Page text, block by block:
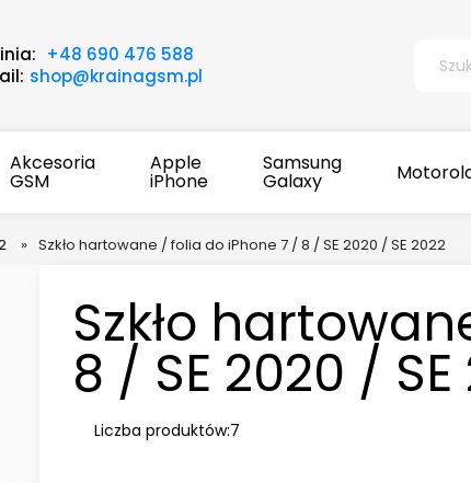
+48 690 476 588
shop@krainagsm.pl
Akcesoria
GSM
Apple
iPhone
Samsung
Galaxy
» Szkło hartowane / folia do iPhone 7 / 8 / SE 2020 / SE 2022
Szkło
8 / SE 2020 / SE
Liczba produktów:7